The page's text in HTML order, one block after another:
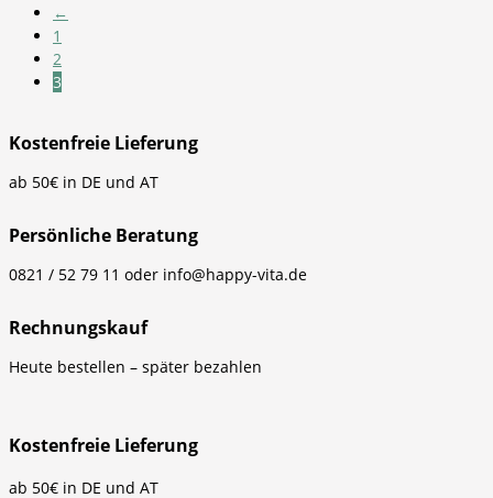
←
1
2
3
Kostenfreie Lieferung
ab 50€ in DE und AT
Persönliche Beratung
0821 / 52 79 11 oder info@happy-vita.de
Rechnungskauf
Heute bestellen – später bezahlen
Kostenfreie Lieferung
ab 50€ in DE und AT